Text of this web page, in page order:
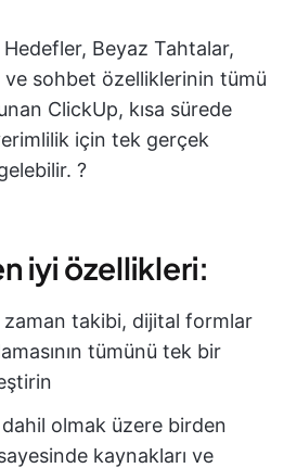
Beyaz Tahtalar,
ve sohbet özelliklerinin tümü
ClickUp, kısa sürede
için tek gerçek
?
iyi özellikleri:
zaman takibi, dijital formlar
tümünü tek bir
dahil olmak üzere birden
kaynakları ve